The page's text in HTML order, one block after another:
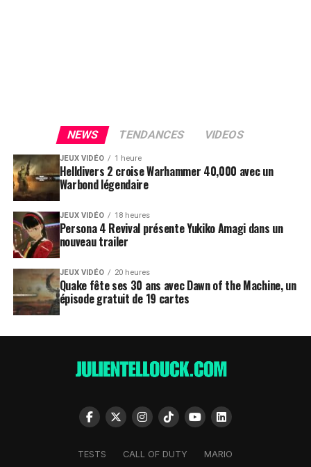
NEWS TENDANCES VIDEOS
JEUX VIDÉO 1 heure
Helldivers 2 croise Warhammer 40,000 avec un
Warbond légendaire
JEUX VIDÉO 18 heures
Persona 4 Revival présente Yukiko Amagi dans un
nouveau trailer
JEUX VIDÉO 20 heures
Quake fête ses 30 ans avec Dawn of the Machine, un
épisode gratuit de 19 cartes
TESTS CALL OF DUTY
MARIO